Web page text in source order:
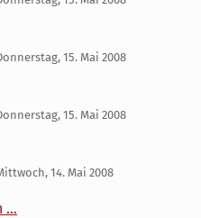
15. Mai 2008
15. Mai 2008
14. Mai 2008
...